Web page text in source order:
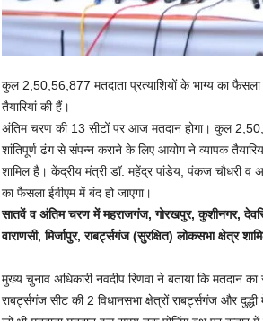
कुल 2,50,56,877 मतदाता प्रत्याशियों के भाग्य का
तैयारियां की हैं।
अंतिम चरण की 13 सीटों पर आज मतदान होगा। कुल
शांतिपूर्ण ढंग से संपन्न कराने के लिए आयोग ने व्यापक
शामिल है। केंद्रीय मंत्री डॉ. महेंद्र पांडेय, पंकज चौधरी व
का फैसला ईवीएम में बंद हो जाएगा।
सातवें व अंतिम चरण में महराजगंज, गोरखपुर, कुशीनगर,
वाराणसी, मिर्जापुर, राबर्ट्सगंज (सुरक्षित) लोकसभा क्षेत्र
मुख्य चुनाव अधिकारी नवदीप रिणवा ने बताया कि
राबर्ट्सगंज सीट की 2 विधानसभा क्षेत्रों राबर्ट्सगंज और